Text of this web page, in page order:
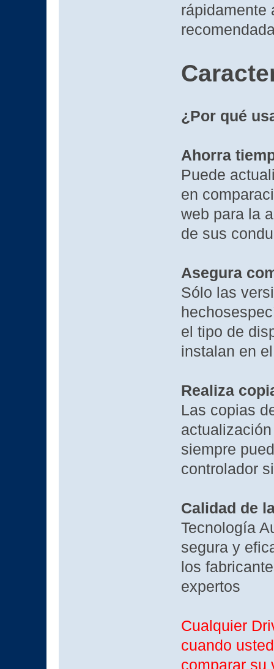
rápidamente
¿Por qué
Ahorra
Puede
en
web para la
de sus
Asegura
Sólo las
el tipo de
instalan en
Realiza
Las copias
siempre
controlador
Calidad de
Tecnología
segura y
los
expertos
Cualquier
cuando
comparar su